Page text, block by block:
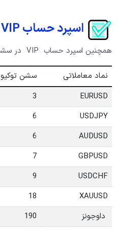
اسپرد حساب VIP در سشن های مختلف
همچنین اسپرد حساب VIP در سشن های مختلف بصورت زیر است:
نماد معاملاتی سشن توکیو
EURUSD
3
USDJPY
6
AUDUSD
6
GBPUSD
7
USDCHF
9
XAUUSD
18
داوجونز
190